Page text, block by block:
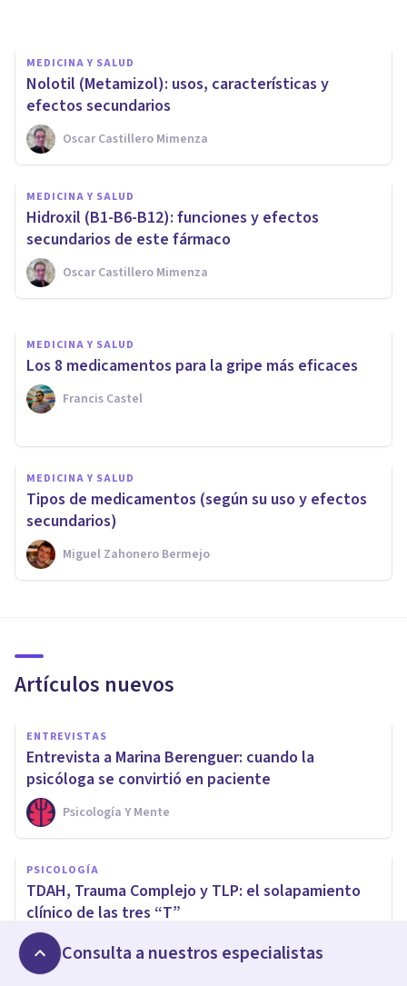
MEDICINA Y SALUD
Nolotil (Metamizol): usos, características y
efectos secundarios
Oscar Castillero Mimenza
MEDICINA Y SALUD
Hidroxil (B1-B6-B12): funciones y efectos
secundarios de este fármaco
Oscar Castillero Mimenza
Bromuro de pinaverio: qué es
y para qué se usa este fármaco
Nahum Montagud Rubio
MEDICINA Y SALUD
Los 8 medicamentos para la gripe más eficaces
Francis Castel
MEDICINA Y SALUD
Tipos de medicamentos (según su uso y efectos
secundarios)
Miguel Zahonero Bermejo
Artículos nuevos
ENTREVISTAS
Entrevista a Marina Berenguer: cuando la
psicóloga se convirtió en paciente
Psicología Y Mente
PSICOLOGÍA
TDAH, Trauma Complejo y TLP: el solapamiento
clínico de las tres “T”
Hermelinda Espinoza Jara
Consulta a nuestros especialistas